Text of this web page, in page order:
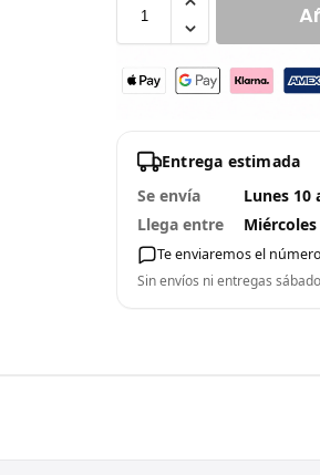
Entrega estimada
Se envía
Lunes 10
Llega entre
Te enviaremos el
Sin envíos ni entregas